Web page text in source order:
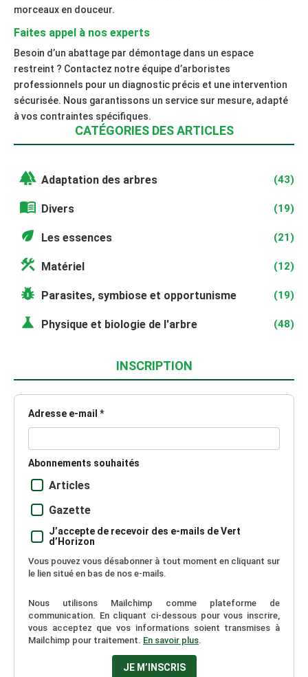
morceaux en douceur.
Faites appel à nos experts
Besoin d’un abattage par démontage dans un espace
restreint ? Contactez notre équipe d’arboristes
professionnels pour un diagnostic précis et une intervention
sécurisée. Nous garantissons un service sur mesure, adapté
à vos contraintes spécifiques.
CATÉGORIES DES ARTICLES
forest Adaptation des arbres (43)
menu_book Divers (19)
eco Les essences (21)
construction Matériel (12)
pest_control Parasites, symbiose et opportunisme (19)
science Physique et biologie de l'arbre (48)
INSCRIPTION
Adresse e-mail *
Abonnements souhaités
Articles
Gazette
J’accepte de recevoir des e-mails de Vert
d’Horizon
Vous pouvez vous désabonner à tout moment en cliquant sur
le lien situé en bas de nos e-mails.
Nous utilisons Mailchimp comme plateforme de
communication. En cliquant ci-dessous pour vous inscrire,
vous acceptez que vos informations soient transmises à
Mailchimp pour traitement. En savoir plus.